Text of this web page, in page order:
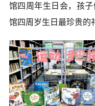
馆四周年生日会，孩
馆四周岁生日最珍贵的